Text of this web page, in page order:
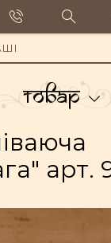
Товар
арт.